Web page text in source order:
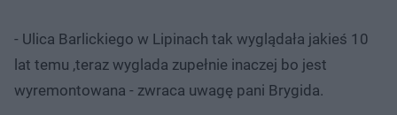
- Ulica Barlickiego w Lipinach tak wyglądała jakieś 10
lat temu ,teraz wyglada zupełnie inaczej bo jest
wyremontowana - zwraca uwagę pani Brygida.